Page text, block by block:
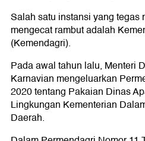
Salah satu instansi yang tegas
mengecat rambut adalah
(Kemendagri).
Pada awal tahun lalu, Menteri
Karnavian mengeluarkan
2020 tentang Pakaian Dinas
Lingkungan Kementerian
Daerah.